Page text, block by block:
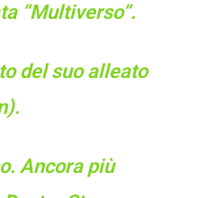
“Multiverso”.
del suo alleato
Ancora più